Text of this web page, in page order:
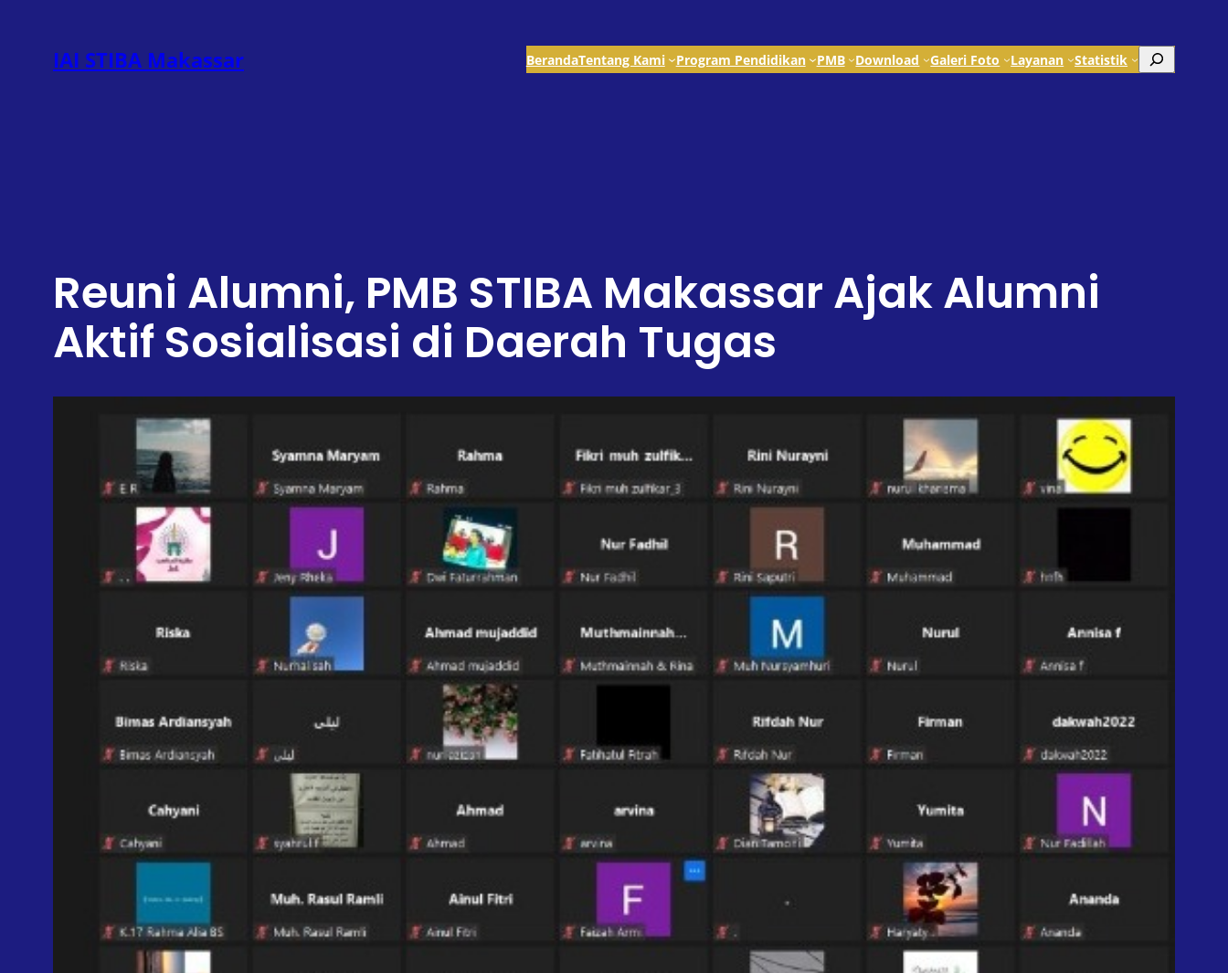
konten
IAI STIBA Makassar BerandaTentang Kami Program Pendidikan PMB Download Galeri Foto Layanan Statistik Search
Reuni Alumni, PMB STIBA Makassar Ajak Alumni
Aktif Sosialisasi di Daerah Tugas